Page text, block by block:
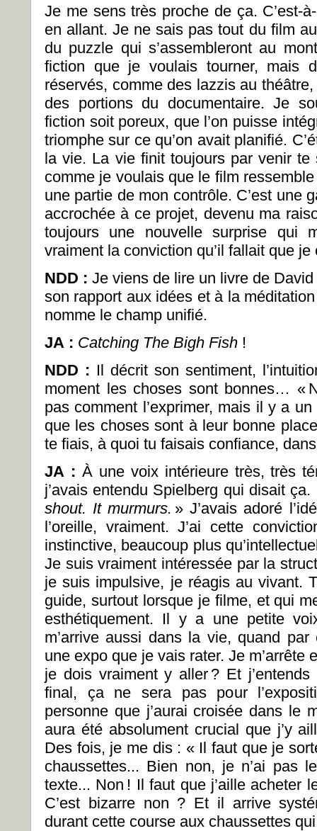
Je me sens très proche de ça. C’est-
en allant. Je ne sais pas tout du film
du puzzle qui s’assembleront au
fiction que je voulais tourner, mais
réservés, comme des lazzis au
des portions du documentaire. Je
fiction soit poreux, que l’on puisse
triomphe sur ce qu’on avait planifié.
la vie. La vie finit toujours par venir te
comme je voulais que le film
une partie de mon contrôle. C’est une
accrochée à ce projet, devenu ma
toujours une nouvelle surprise qui
vraiment la conviction qu’il fallait que je
NDD : Je viens de lire un livre de
son rapport aux idées et à la
nomme le champ unifié.
JA : Catching The Bigh Fish !
NDD : Il décrit son sentiment,
moment les choses sont bonnes… «
pas comment l’exprimer, mais il y a
que les choses sont à leur bonne
te fiais, à quoi tu faisais confiance,
JA : À une voix intérieure très, très
j’avais entendu Spielberg qui disait
shout. It murmurs. » J’avais adoré
l’oreille, vraiment. J’ai cette
instinctive, beaucoup plus
Je suis vraiment intéressée par la
je suis impulsive, je réagis au vivant.
guide, surtout lorsque je filme, et qui
esthétiquement. Il y a une petite
m’arrive aussi dans la vie, quand
une expo que je vais rater. Je m’arrête
je dois vraiment y aller ? Et
final, ça ne sera pas pour
personne que j’aurai croisée dans le
aura été absolument crucial que j’y
Des fois, je me dis : « Il faut que je
chaussettes... Bien non, je n’ai pas
texte... Non ! Il faut que j’aille acheter
C’est bizarre non ? Et il arrive
durant cette course aux chaussettes